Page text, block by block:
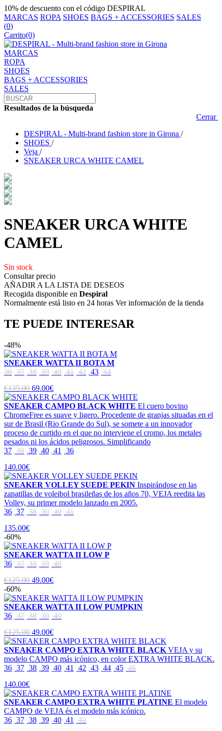
10% de descuento con el código DESPIRAL
MARCAS ROPA SHOES BAGS + ACCESSORIES SALES
(0)
Carrito(0)
MARCAS
ROPA
SHOES
BAGS + ACCESSORIES
SALES
Resultados de la búsqueda
Cerrar
DESPIRAL - Multi-brand fashion store in Girona /
SHOES /
Veja /
SNEAKER URCA WHITE CAMEL
SNEAKER URCA WHITE
CAMEL
Sin stock
Consultar precio
AÑADIR A LA LISTA DE DESEOS
Recogida disponible en Despiral
Normalmente está listo en 24 horas Ver información de la tienda
TE PUEDE INTERESAR
-48%
SNEAKER WATTA II BOTA M
36 37 38 39 40 41 42 43 44
€135.00 69.00€
SNEAKER CAMPO BLACK WHITE El cuero bovino
ChromeFree es suave y ligero. Procedente de granjas situadas en el
sur de Brasil (Rio Grande do Sul), se somete a un innovador
proceso de curtido en el que no interviene el cromo, los metales
pesados ni los ácidos peligrosos. Simplificando
37 38 39 40 41
36
140.00€
SNEAKER VOLLEY SUEDE PEKIN Inspirándose en las
zapatillas de voleibol brasileñas de los años 70, VEJA reedita las
Volley, su primer modelo lanzado en 2005.
36 37 38 39 40 41
135.00€
-60%
SNEAKER WATTA II LOW P
36 37 38 39 40
€125.00 49.00€
-60%
SNEAKER WATTA II LOW PUMPKIN
36 37 38 39 40
€125.00 49.00€
SNEAKER CAMPO EXTRA WHITE BLACK VEJA y su
modelo CAMPO más icónico, en color EXTRA WHITE BLACK.
36 37 38 39 40 41 42 43 44 45 46
140.00€
SNEAKER CAMPO EXTRA WHITE PLATINE El modelo
CAMPO de VEJA és el modelo más icónico.
36 37 38 39 40 41
42